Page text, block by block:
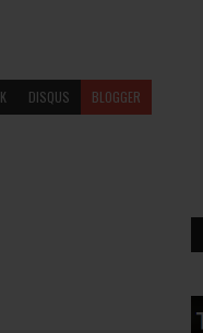
BLOGGER
DISQUS